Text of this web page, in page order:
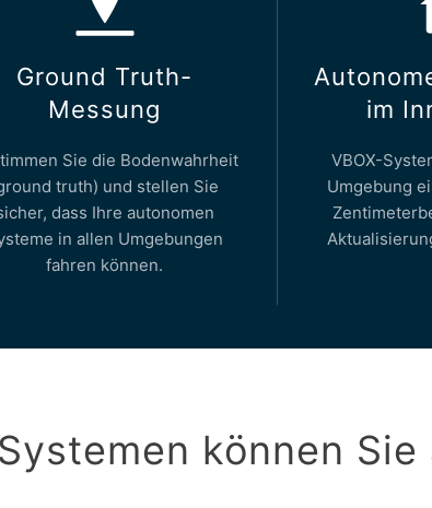
Ground Truth-
Messung
Sie die Bodenwahrheit
truth) und stellen Sie
dass Ihre autonomen
in allen Umgebungen
fahren können.
im
VBOX-
Umgebung
können